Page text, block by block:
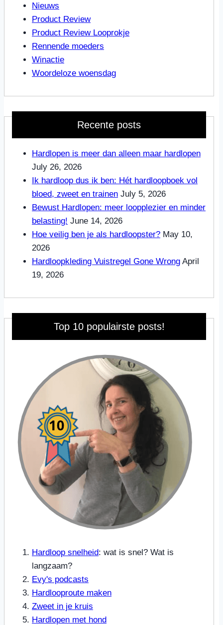
Nieuws
Product Review
Product Review Looprokje
Rennende moeders
Winactie
Woordeloze woensdag
Recente posts
Hardlopen is meer dan alleen maar hardlopen
July 26, 2026
Ik hardloop dus ik ben: Hét hardloopboek vol
bloed, zweet en trainen July 5, 2026
Bewust Hardlopen: meer loopplezier en minder
belasting! June 14, 2026
Hoe veilig ben je als hardloopster? May 10,
2026
Hardloopkleding Vuistregel Gone Wrong April
19, 2026
Top 10 populairste posts!
Hardloop snelheid: wat is snel? Wat is
langzaam?
Evy's podcasts
Hardlooproute maken
Zweet in je kruis
Hardlopen met hond